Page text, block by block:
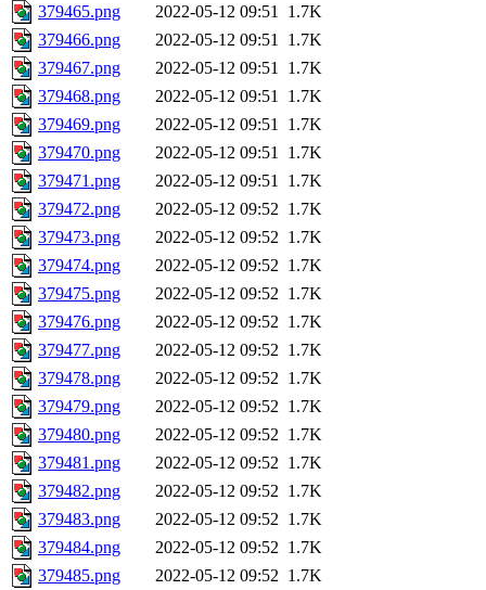
379465.png
2022-05-12 09:51 1.7K
379466.png
2022-05-12 09:51 1.7K
379467.png
2022-05-12 09:51 1.7K
379468.png
2022-05-12 09:51 1.7K
379469.png
2022-05-12 09:51 1.7K
379470.png
2022-05-12 09:51 1.7K
379471.png
2022-05-12 09:51 1.7K
379472.png
2022-05-12 09:52 1.7K
379473.png
2022-05-12 09:52 1.7K
379474.png
2022-05-12 09:52 1.7K
379475.png
2022-05-12 09:52 1.7K
379476.png
2022-05-12 09:52 1.7K
379477.png
2022-05-12 09:52 1.7K
379478.png
2022-05-12 09:52 1.7K
379479.png
2022-05-12 09:52 1.7K
379480.png
2022-05-12 09:52 1.7K
379481.png
2022-05-12 09:52 1.7K
379482.png
2022-05-12 09:52 1.7K
379483.png
2022-05-12 09:52 1.7K
379484.png
2022-05-12 09:52 1.7K
379485.png
2022-05-12 09:52 1.7K